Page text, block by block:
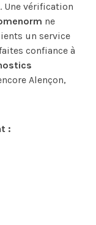
Une vérification
ne
un service
confiance à
Alençon,
: